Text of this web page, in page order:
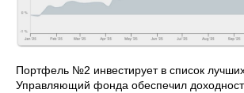
Портфель №2 инвестирует в список
Управляющий фонда обеспечил